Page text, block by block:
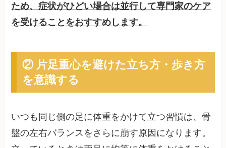
ため、症状がひどい場合は並行して専門家のケア
を受けることをおすすめします。
② 片足重心を避けた立ち方・歩き方
を意識する
いつも同じ側の足に体重をかけて立つ習慣は、骨
盤の左右バランスをさらに崩す原因になります。